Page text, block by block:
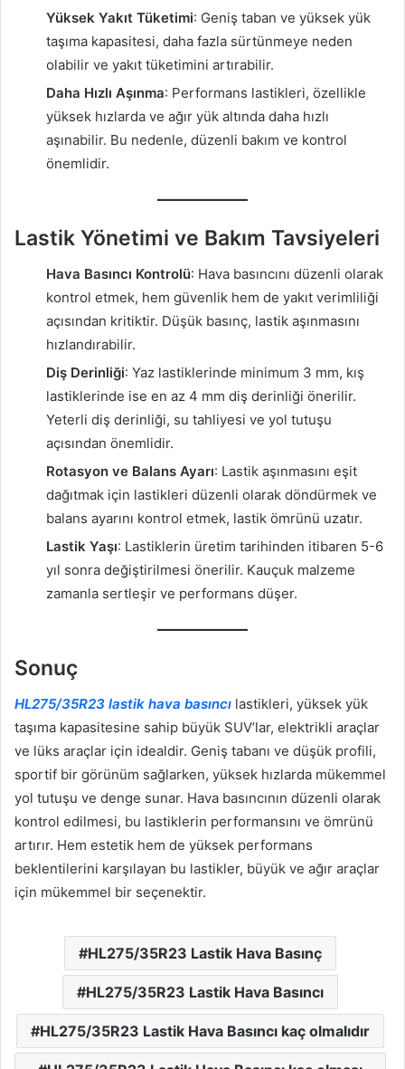
Yüksek Yakıt Tüketimi: Geniş taban ve yüksek yük
taşıma kapasitesi, daha fazla sürtünmeye neden
olabilir ve yakıt tüketimini artırabilir.
Daha Hızlı Aşınma: Performans lastikleri, özellikle
yüksek hızlarda ve ağır yük altında daha hızlı
aşınabilir. Bu nedenle, düzenli bakım ve kontrol
önemlidir.
Lastik Yönetimi ve Bakım Tavsiyeleri
Hava Basıncı Kontrolü: Hava basıncını düzenli olarak
kontrol etmek, hem güvenlik hem de yakıt verimliliği
açısından kritiktir. Düşük basınç, lastik aşınmasını
hızlandırabilir.
Diş Derinliği: Yaz lastiklerinde minimum 3 mm, kış
lastiklerinde ise en az 4 mm diş derinliği önerilir.
Yeterli diş derinliği, su tahliyesi ve yol tutuşu
açısından önemlidir.
Rotasyon ve Balans Ayarı: Lastik aşınmasını eşit
dağıtmak için lastikleri düzenli olarak döndürmek ve
balans ayarını kontrol etmek, lastik ömrünü uzatır.
Lastik Yaşı: Lastiklerin üretim tarihinden itibaren 5-6
yıl sonra değiştirilmesi önerilir. Kauçuk malzeme
zamanla sertleşir ve performans düşer.
Sonuç
HL275/35R23 lastik hava basıncı lastikleri, yüksek yük
taşıma kapasitesine sahip büyük SUV’lar, elektrikli araçlar
ve lüks araçlar için idealdir. Geniş tabanı ve düşük profili,
sportif bir görünüm sağlarken, yüksek hızlarda mükemmel
yol tutuşu ve denge sunar. Hava basıncının düzenli olarak
kontrol edilmesi, bu lastiklerin performansını ve ömrünü
artırır. Hem estetik hem de yüksek performans
beklentilerini karşılayan bu lastikler, büyük ve ağır araçlar
için mükemmel bir seçenektir.
HL275/35R23 Lastik Hava Basınç
HL275/35R23 Lastik Hava Basıncı
HL275/35R23 Lastik Hava Basıncı kaç olmalıdır